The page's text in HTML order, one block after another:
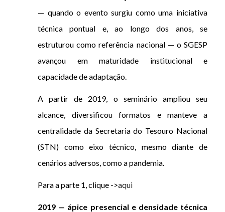
— quando o evento surgiu como uma iniciativa
técnica pontual e, ao longo dos anos, se
estruturou como referência nacional — o SGESP
avançou em maturidade institucional e
capacidade de adaptação.
A partir de 2019, o seminário ampliou seu
alcance, diversificou formatos e manteve a
centralidade da Secretaria do Tesouro Nacional
(STN) como eixo técnico, mesmo diante de
cenários adversos, como a pandemia.
Para a parte 1, clique ->aqui
2019 — ápice presencial e densidade técnica